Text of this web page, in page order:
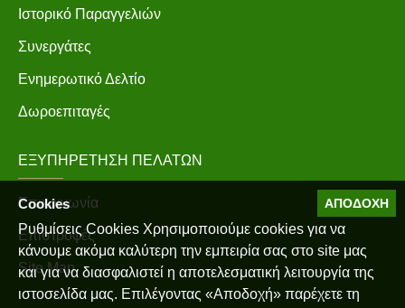
Ιστορικό Παραγγελιών
Συνεργάτες
Ενημερωτικό Δελτίο
Δωροεπιταγές
ΕΞΥΠΗΡΈΤΗΣΗ ΠΕΛΑΤΏΝ
Επικοινωνία
Επιστροφές
Site Map
ΑΠΟΔΟΧΉ
Cookies
Ρυθμίσεις Cookies Χρησιμοποιούμε cookies για να
κάνουμε ακόμα καλύτερη την εμπειρία σας στο site μας
και για να διασφαλιστεί η αποτελεσματική λειτουργία της
ιστοσελίδα μας. Επιλέγοντας «Αποδοχή» παρέχετε τη